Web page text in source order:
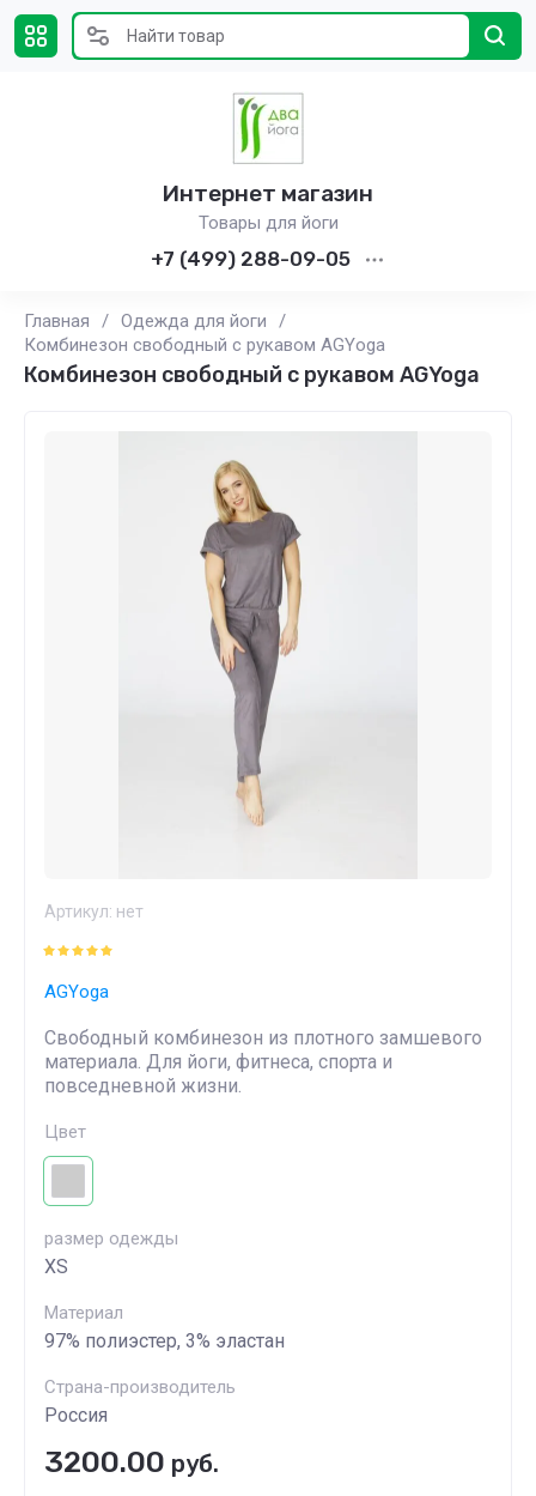
Интернет магазин
Товары для йоги
+7 (499) 288-09-05
Главная / Одежда для йоги
/
Комбинезон свободный с рукавом AGYoga
Комбинезон свободный с рукавом AGYoga
Артикул: нет
AGYoga
Свободный комбинезон из плотного замшевого
материала. Для йоги, фитнеса, спорта и
повседневной жизни.
Цвет
размер одежды
XS
Материал
97% полиэстер, 3% эластан
Страна-производитель
Россия
3200.00 руб.